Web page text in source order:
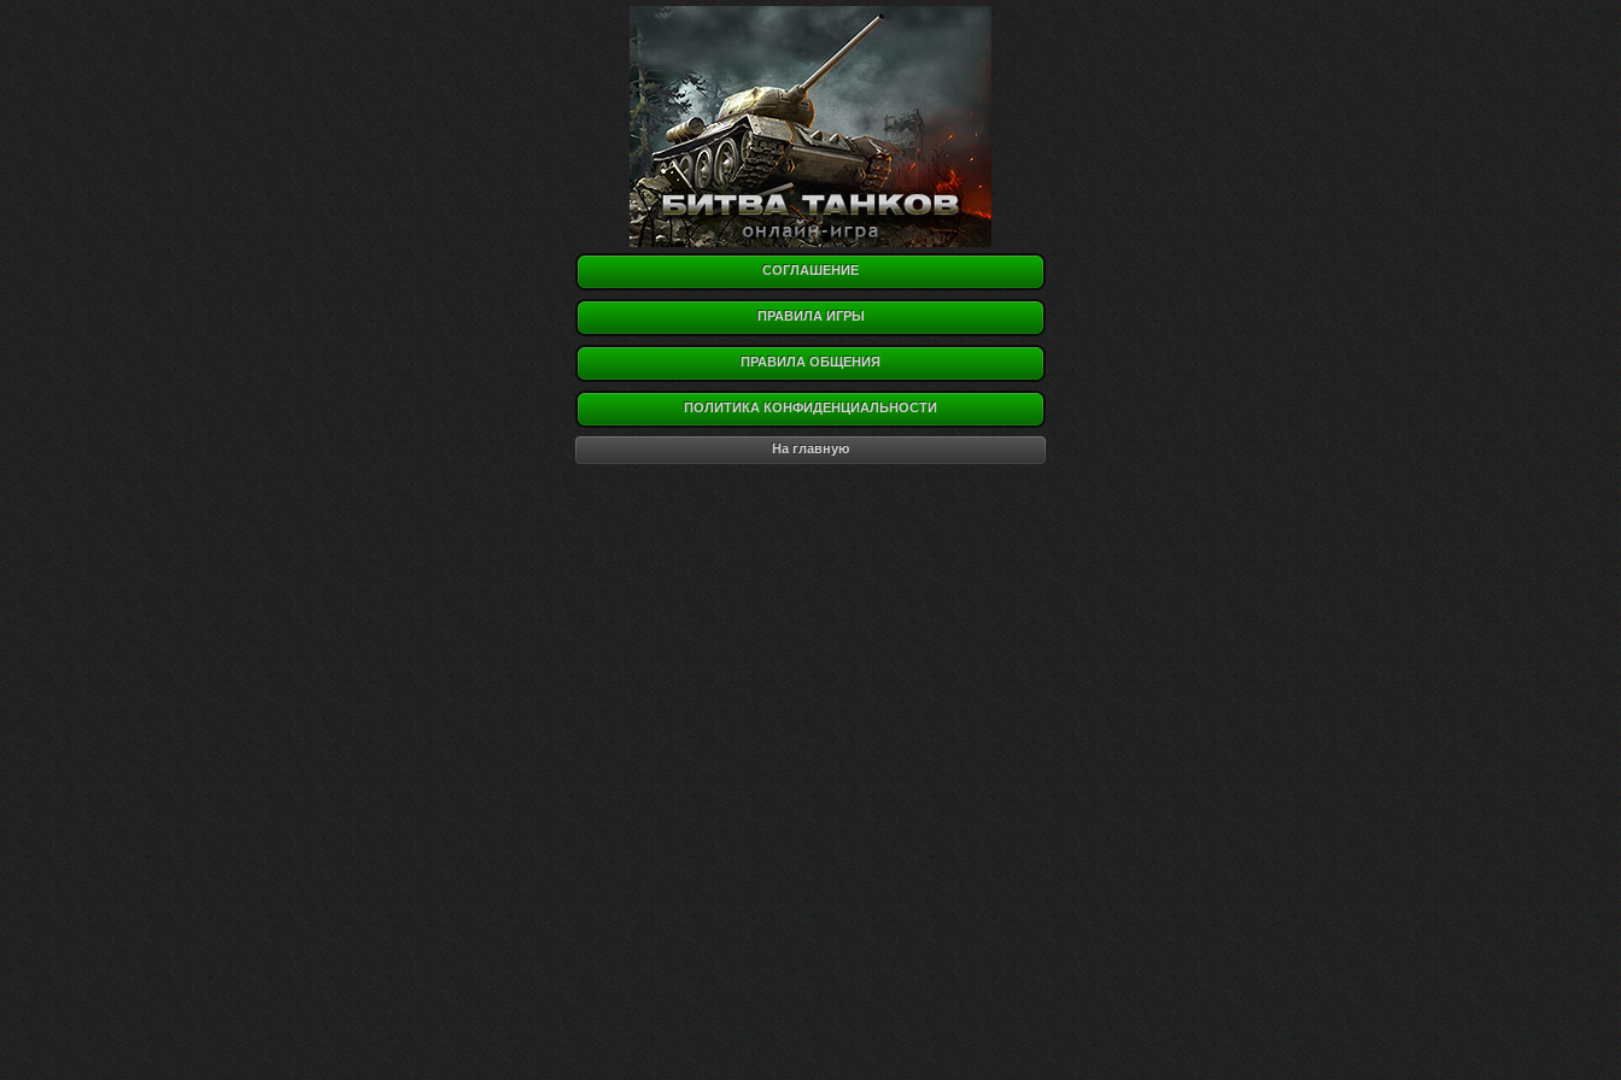
СОГЛАШЕНИЕ
ПРАВИЛА ИГРЫ
ПРАВИЛА ОБЩЕНИЯ
ПОЛИТИКА КОНФИДЕНЦИАЛЬНОСТИ
На главную